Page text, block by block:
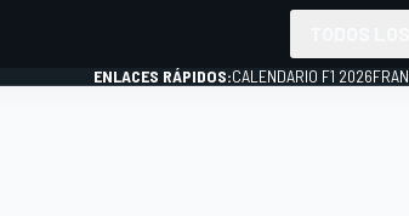
ENLACES RÁPIDOS:CALENDARIO F1 2026